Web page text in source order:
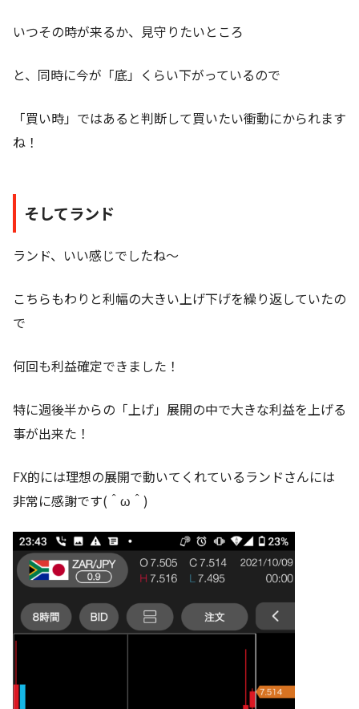
いつその時が来るか、見守りたいところ
と、同時に今が「底」くらい下がっているので
「買い時」ではあると判断して買いたい衝動にかられます
ね！
そしてランド
ランド、いい感じでしたね～
こちらもわりと利幅の大きい上げ下げを繰り返していたの
で
何回も利益確定できました！
特に週後半からの「上げ」展開の中で大きな利益を上げる
事が出来た！
FX的には理想の展開で動いてくれているランドさんには
非常に感謝です(＾ω＾)